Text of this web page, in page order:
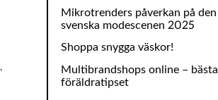
Mikrotrenders påverkan på den
svenska modescenen 2025
Shoppa snygga väskor!
Multibrandshops online – bästa
föräldratipset